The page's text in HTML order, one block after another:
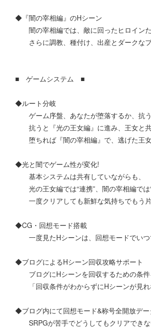
◆『闇の宰相編』のHシーン
闇の宰相編では、敵に回ったヒロインた
さらに調教、種付け、出産とダークな
■ ゲームシステム ■
◆ルート分岐
ゲーム序盤、あなたが堕落するか、抗う
抗うと『光の王女編』に進み、王女と共
堕ちれば『闇の宰相編』で、逃げた王女
◆光と闇でゲーム性が変化!
基本システムは共有していながらも、
光の王女編では“連携”、闇の宰相編では“
一度クリアしても新鮮な気持ちでもう片
◆CG・回想モード搭載
一度見たHシーンは、回想モードでいつ
◆ブログによるHシーン回収攻略サポート
ブログにHシーンを回収するための条件
「回収条件がわからずにHシーンが見れ
◆ブログ内にて回想モード&称号全開放デ
SRPGが苦手でどうしてもクリアできな